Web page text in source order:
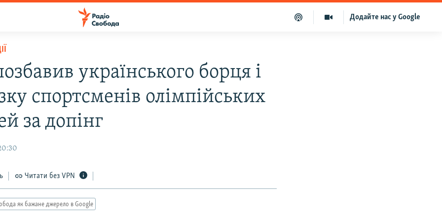
Додайте нас у Google
українського борця і
спортсменів олімпійських
за допінг
Читати без VPN
як бажане джерело в Google